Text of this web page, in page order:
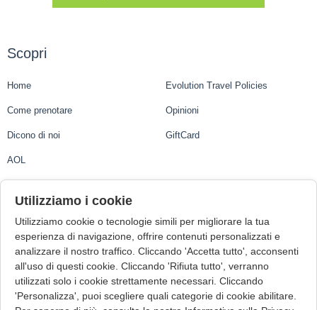
Scopri
Home Evolution Travel Policies
Come prenotare Opinioni
Dicono di noi GiftCard
AOL
Evolution Travel
Evolution Travel Ltd.
1st Floor, Suite 3, Central Business Centre, Mdina Road
Zebbug ZBG9015, Malta
VAT Number: MT22006723
Utilizziamo i cookie
Utilizziamo cookie o tecnologie simili per migliorare la tua
esperienza di navigazione, offrire contenuti personalizzati e
analizzare il nostro traffico. Cliccando 'Accetta tutto', acconsenti
all'uso di questi cookie. Cliccando 'Rifiuta tutto', verranno
utilizzati solo i cookie strettamente necessari. Cliccando
'Personalizza', puoi scegliere quali categorie di cookie abilitare.